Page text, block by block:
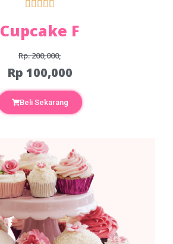
    
Cupcake F
Rp. 200,000,
Rp 100,000
Beli Sekarang